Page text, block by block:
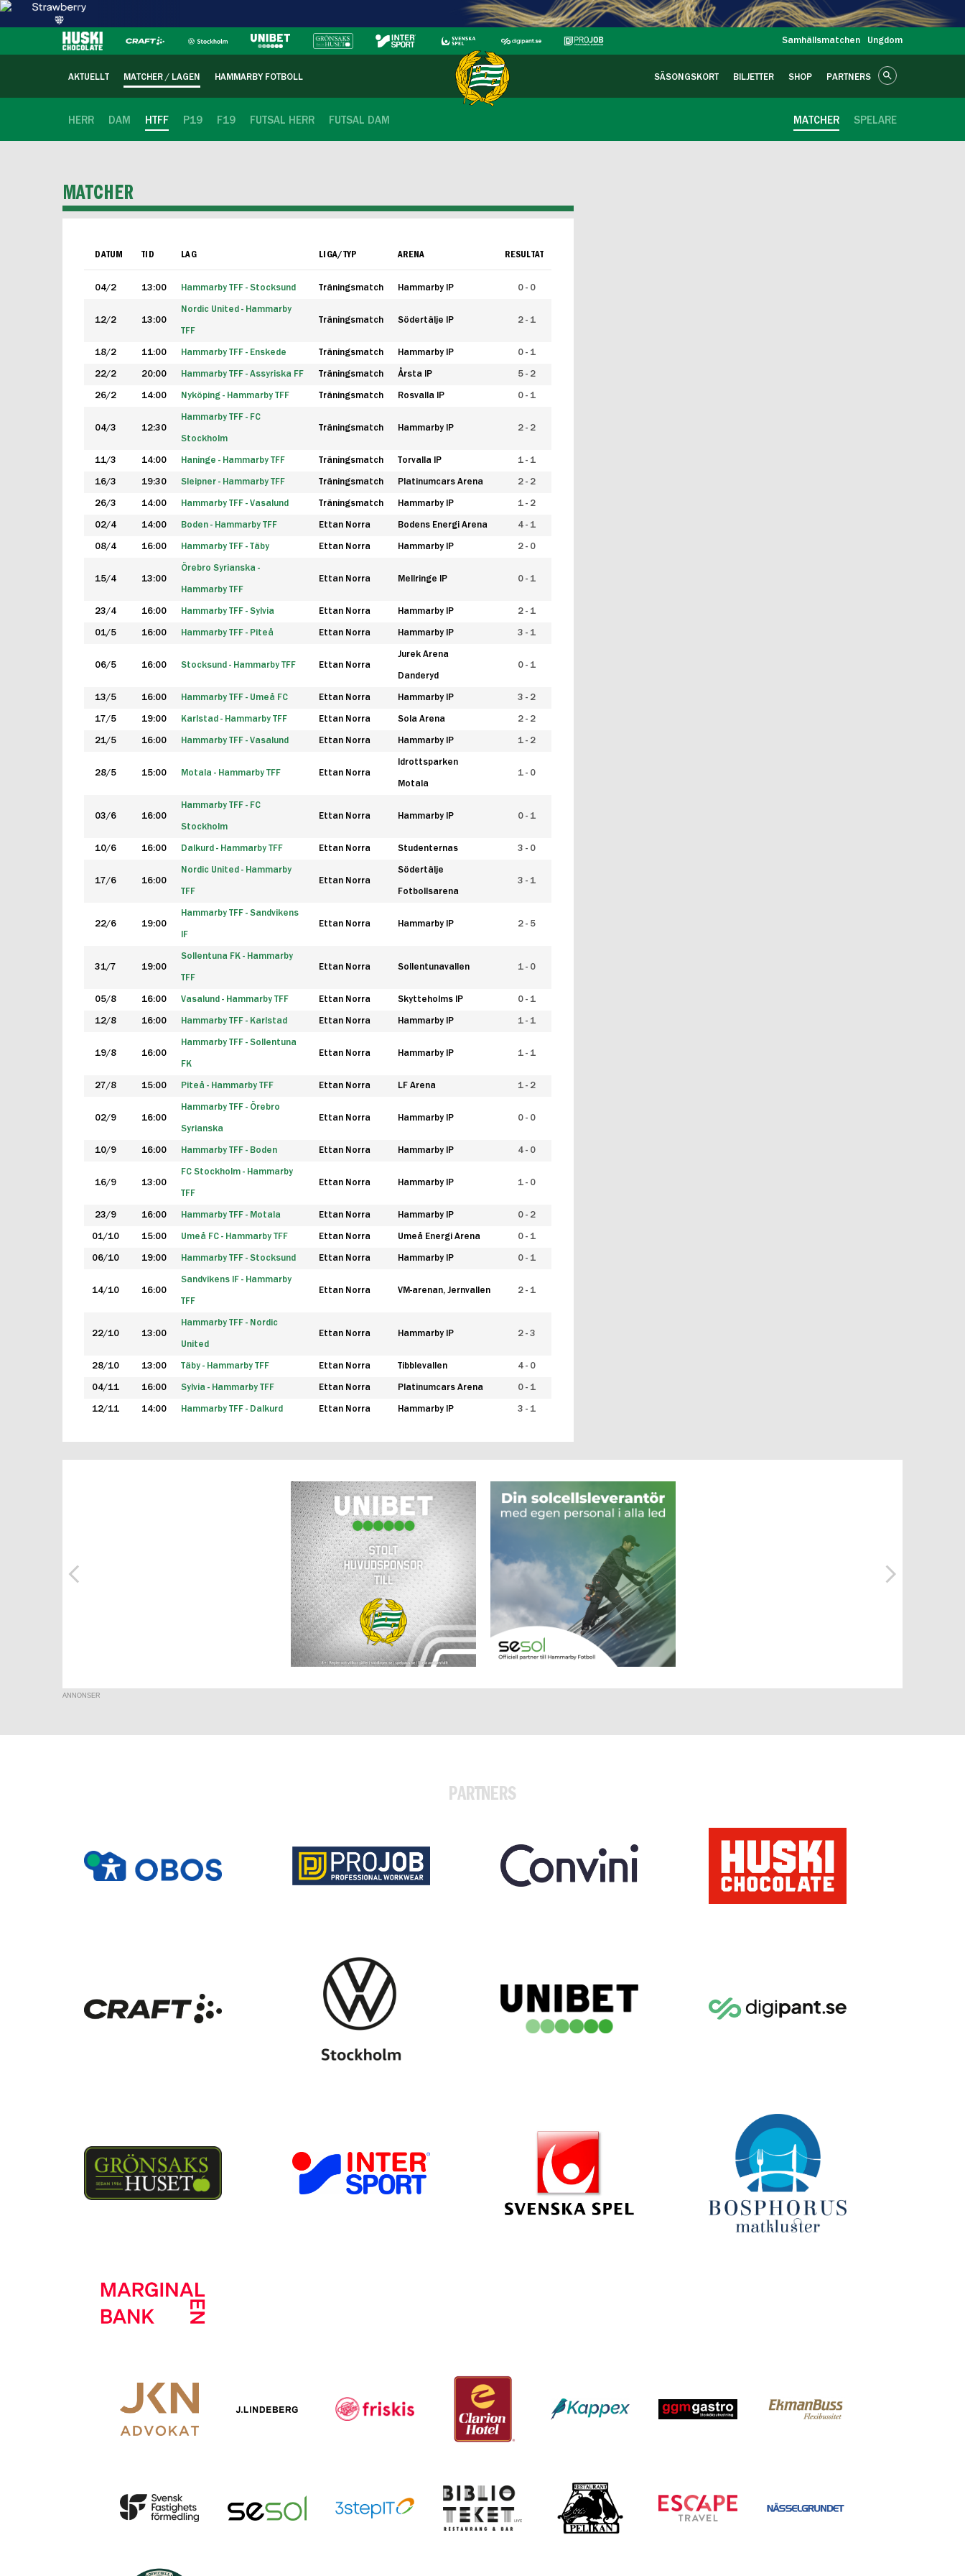
Samhällsmatchen Ungdom
AKTUELLT MATCHER / LAGEN HAMMARBY FOTBOLL SÄSONGSKORT BILJETTER SHOP PARTNERS
HERR DAM HTFF P19 F19 FUTSAL HERR FUTSAL DAM SPELARE
MATCHER
MATCHER
DATUM TID LAG LIGA/TYP ARENA RESULTAT
04/2 13:00 Hammarby TFF - Stocksund Träningsmatch Hammarby IP 0 - 0
12/2 13:00
Nordic United - Hammarby
TFF
Träningsmatch Södertälje IP 2 - 1
18/2 11:00 Hammarby TFF - Enskede Träningsmatch Hammarby IP 0 - 1
22/2 20:00 Hammarby TFF - Assyriska FF Träningsmatch Årsta IP 5 - 2
26/2 14:00 Nyköping - Hammarby TFF Träningsmatch Rosvalla IP 0 - 1
04/3 12:30
Hammarby TFF - FC
Stockholm
Träningsmatch Hammarby IP 2 - 2
11/3 14:00 Haninge - Hammarby TFF Träningsmatch Torvalla IP 1 - 1
16/3 19:30 Sleipner - Hammarby TFF Träningsmatch Platinumcars Arena 2 - 2
26/3 14:00 Hammarby TFF - Vasalund Träningsmatch Hammarby IP 1 - 2
02/4 14:00 Boden - Hammarby TFF Ettan Norra Bodens Energi Arena 4 - 1
08/4 16:00 Hammarby TFF - Täby Ettan Norra Hammarby IP 2 - 0
15/4 13:00
Örebro Syrianska -
Hammarby TFF
Ettan Norra Mellringe IP 0 - 1
23/4 16:00 Hammarby TFF - Sylvia Ettan Norra Hammarby IP 2 - 1
01/5 16:00 Hammarby TFF - Piteå Ettan Norra Hammarby IP 3 - 1
06/5 16:00 Stocksund - Hammarby TFF Ettan Norra
Jurek Arena
Danderyd
0 - 1
13/5 16:00 Hammarby TFF - Umeå FC Ettan Norra Hammarby IP 3 - 2
17/5 19:00 Karlstad - Hammarby TFF Ettan Norra Sola Arena 2 - 2
21/5 16:00 Hammarby TFF - Vasalund Ettan Norra Hammarby IP 1 - 2
28/5 15:00 Motala - Hammarby TFF Ettan Norra
Idrottsparken
Motala
1 - 0
03/6 16:00
Hammarby TFF - FC
Stockholm
Ettan Norra Hammarby IP 0 - 1
10/6 16:00 Dalkurd - Hammarby TFF Ettan Norra Studenternas 3 - 0
17/6 16:00
Nordic United - Hammarby
TFF
Ettan Norra
Södertälje
Fotbollsarena
3 - 1
22/6 19:00
Hammarby TFF - Sandvikens
IF
Ettan Norra Hammarby IP 2 - 5
31/7 19:00
Sollentuna FK - Hammarby
TFF
Ettan Norra Sollentunavallen 1 - 0
05/8 16:00 Vasalund - Hammarby TFF Ettan Norra Skytteholms IP 0 - 1
12/8 16:00 Hammarby TFF - Karlstad Ettan Norra Hammarby IP 1 - 1
19/8 16:00
Hammarby TFF - Sollentuna
FK
Ettan Norra Hammarby IP 1 - 1
27/8 15:00 Piteå - Hammarby TFF Ettan Norra LF Arena 1 - 2
02/9 16:00
Hammarby TFF - Örebro
Syrianska
Ettan Norra Hammarby IP 0 - 0
10/9 16:00 Hammarby TFF - Boden Ettan Norra Hammarby IP 4 - 0
16/9 13:00
FC Stockholm - Hammarby
TFF
Ettan Norra Hammarby IP 1 - 0
23/9 16:00 Hammarby TFF - Motala Ettan Norra Hammarby IP 0 - 2
01/10 15:00 Umeå FC - Hammarby TFF Ettan Norra Umeå Energi Arena 0 - 1
06/10 19:00 Hammarby TFF - Stocksund Ettan Norra Hammarby IP 0 - 1
14/10 16:00
Sandvikens IF - Hammarby
TFF
Ettan Norra VM-arenan, Jernvallen 2 - 1
22/10 13:00
Hammarby TFF - Nordic
United
Ettan Norra Hammarby IP 2 - 3
28/10 13:00 Täby - Hammarby TFF Ettan Norra Tibblevallen 4 - 0
04/11 16:00 Sylvia - Hammarby TFF Ettan Norra Platinumcars Arena 0 - 1
12/11 14:00 Hammarby TFF - Dalkurd Ettan Norra Hammarby IP 3 - 1
ANNONSER
PARTNERS